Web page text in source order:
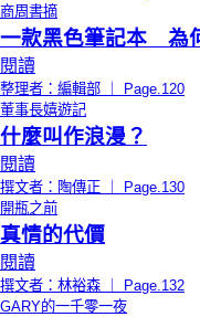
商周書摘
一款黑色筆記本 為
閱讀
整理者：編輯部 ｜ Page.120
董事長嬉遊記
什麼叫作浪漫？
閱讀
撰文者：陶傳正 ｜ Page.130
開瓶之前
真情的代價
閱讀
撰文者：林裕森 ｜ Page.132
GARY的一千零一夜